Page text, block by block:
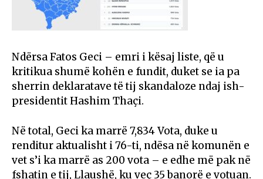
Ndërsa Fatos Geci – emri i kësaj liste, që u
kritikua shumë kohën e fundit, duket se ia pa
sherrin deklaratave të tij skandaloze ndaj ish-
presidentit Hashim Thaçi.
Në total, Geci ka marrë 7,834 Vota, duke u
renditur aktualisht i 76-ti, ndësa në komunën e
vet s’i ka marrë as 200 vota – e edhe më pak në
fshatin e tij, Llaushë, ku veç 35 banorë e votuan.